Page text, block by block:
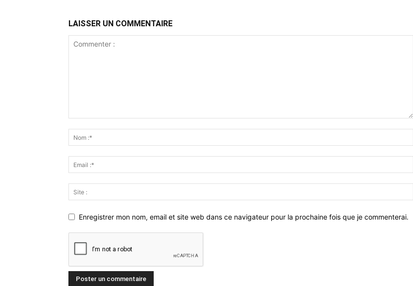
LAISSER UN COMMENTAIRE
Enregistrer mon nom, email et site web dans ce navigateur pour la prochaine fois que je commenterai.